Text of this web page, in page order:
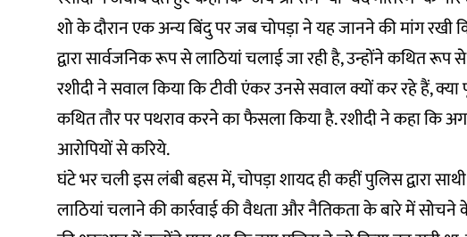
शो के दौरान एक अन्य बिंदु पर जब चोपड़ा ने यह जानने की मांग रखी
द्वारा सार्वजनिक रूप से लाठियां चलाई जा रही है, उन्होंने कथित रूप
रशीदी ने सवाल किया कि टीवी एंकर उनसे सवाल क्यों कर रहे हैं,
कथित तौर पर पथराव करने का फैसला किया है. रशीदी ने कहा कि
आरोपियों से करिये.
घंटे भर चली इस लंबी बहस में, चोपड़ा शायद ही कहीं पुलिस द्वारा
लाठियां चलाने की कार्रवाई की वैधता और नैतिकता के बारे में सोचने